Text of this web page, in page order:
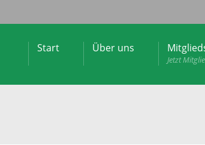
Start Über uns
Jetzt